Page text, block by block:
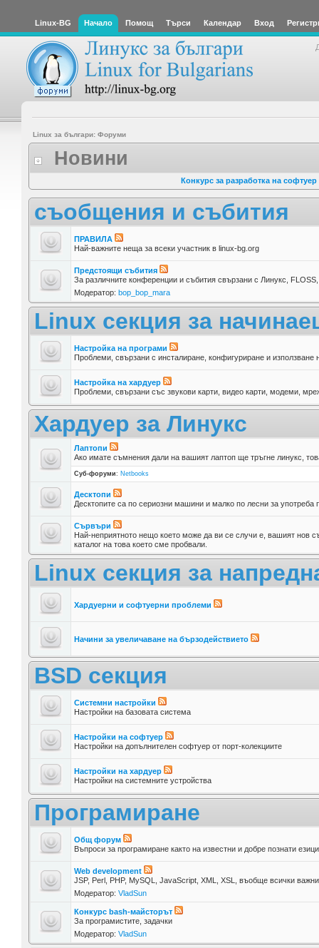
Linux-BG Начало Помощ Търси Календар Вход
Linux за българи: Форуми
Новини
Конкурс за разработка на
съобщения и събития
ПРАВИЛА
Най-важните неща за всеки участник в linux-bg.org
Предстоящи събития
За различните конференции и събития свързани с Линукс,
Модератор:bop_bop_mara
Linux секция за
Настройка на програми
Проблеми, свързани с инсталиране, конфигуриране и използване
Настройка на хардуер
Проблеми, свързани със звукови карти, видео карти, модеми,
Хардуер за Линукс
Лаптопи
Ако имате съмнения дали на вашият лаптоп ще тръгне линукс,
Суб-форуми: Netbooks
Десктопи
Десктопите са по сериозни машини и малко по лесни за употреба
Сървъри
Най-неприятното нещо което може да ви се случи е, вашият нов
каталог на това което сме пробвали.
Linux секция за
Хардуерни и софтуерни проблеми
Начини за увеличаване на бързодействието
BSD секция
Системни настройки
Настройки на базовата система
Настройки на софтуер
Настройки на допълнителен софтуер от порт-колекциите
Настройки на хардуер
Настройки на системните устройства
Програмиране
Общ форум
Въпроси за програмиране както на известни и добре познати
Web development
JSP, Perl, PHP, MySQL, JavaScript, XML, XSL, въобще всички
Модератор:VladSun
Конкурс bash-майсторът
За програмистите, задачки
Модератор:VladSun